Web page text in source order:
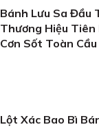
Bánh Lưu Sa Đầu
Thương Hiệu
Cơn Sốt Toàn Cầu
Lột Xác Bao Bì